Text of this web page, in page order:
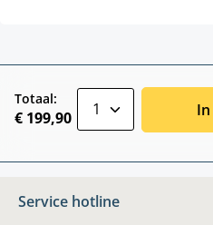
Totaal:
€ 199,90
Service hotline